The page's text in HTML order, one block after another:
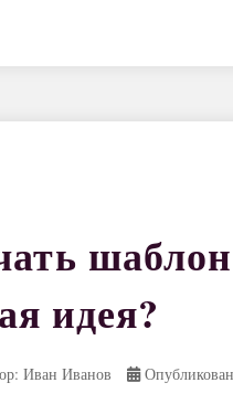
идея?
Иван Иванов